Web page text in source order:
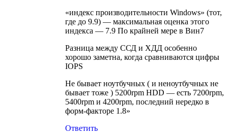
«индекс производительности Windows» (тот,
где до 9.9) — максимальная оценка этого
индекса — 7.9 По крайней мере в Вин7
Разница между ССД и ХДД особенно
хорошо заметна, когда сравниваются цифры
IOPS
Не бывает ноутбучных ( и неноутбучных не
бывает тоже ) 5200rpm HDD — есть 7200rpm,
5400rpm и 4200rpm, последний нередко в
форм-факторе 1.8»
Ответить